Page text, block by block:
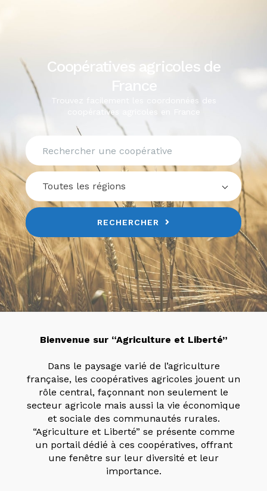
Coopératives agricoles de
Trouvez facilement les coordonnées des
coopératives agricoles en France
Toutes les régions
RECHERCHER
Bienvenue sur “Agriculture et Liberté”
Dans le paysage varié de l’agriculture
française, les coopératives agricoles jouent un
rôle central, façonnant non seulement le
secteur agricole mais aussi la vie économique
et sociale des communautés rurales.
“Agriculture et Liberté” se présente comme
un portail dédié à ces coopératives, offrant
une fenêtre sur leur diversité et leur
importance.